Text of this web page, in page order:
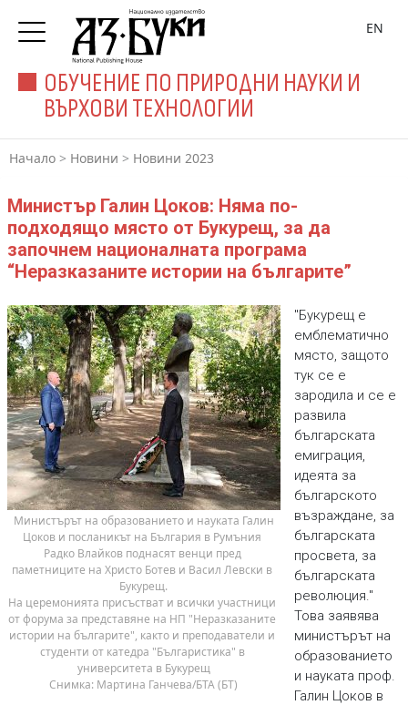
ОБУЧЕНИЕ ПО ПРИРОДНИ НАУКИ И
ВЪРХОВИ ТЕХНОЛОГИИ
EN
Начало > Новини > Новини 2023
Министър Галин Цоков: Няма по-
подходящо място от Букурещ, за да
започнем националната програма
“Неразказаните истории на българите”
Цоков и посланикът на България в Румъния
Радко Влайков поднасят венци пред
паметниците на Христо Ботев и Васил Левски в
Букурещ.
На церемонията присъстват и всички участници
от форума за представяне на НП "Неразказаните
истории на българите", както и преподаватели и
студенти от катедра "Българистика" в
университета в Букурещ
Снимка: Мартина Ганчева/БТА (БТ)
"Букурещ е
емблематично
място, защото
тук се е
зародила и се е
развила
българската
емиграция,
идеята за
българското
възраждане, за
българската
просвета, за
българската
революция."
Това заявява
министърът на
образованието
и науката проф.
Галин Цоков в